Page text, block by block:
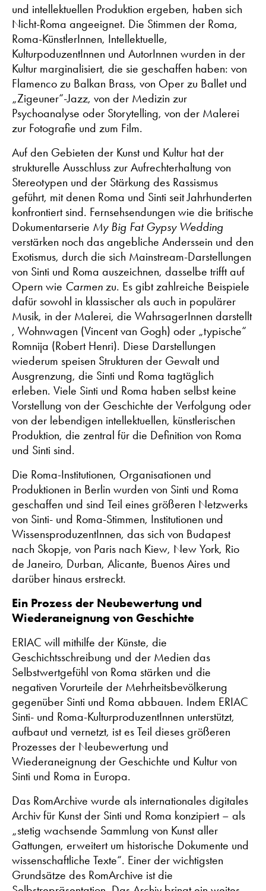
und intellektuellen Produktion ergeben, haben sich
Nicht-Roma angeeignet. Die Stimmen der Roma,
Roma-KünstlerInnen, Intellektuelle,
KulturpoduzentInnen und AutorInnen wurden in der
Kultur marginalisiert, die sie geschaffen haben: von
Flamenco zu Balkan Brass, von Oper zu Ballet und
„Zigeuner“-Jazz, von der Medizin zur
Psychoanalyse oder Storytelling, von der Malerei
zur Fotografie und zum Film.
Auf den Gebieten der Kunst und Kultur hat der
strukturelle Ausschluss zur Aufrechterhaltung von
Stereotypen und der Stärkung des Rassismus
geführt, mit denen Roma und Sinti seit Jahrhunderten
konfrontiert sind. Fernsehsendungen wie die britische
Dokumentarserie My Big Fat Gypsy Wedding
verstärken noch das angebliche Anderssein und den
Exotismus, durch die sich Mainstream-Darstellungen
von Sinti und Roma auszeichnen, dasselbe trifft auf
Opern wie Carmenzu. Es gibt zahlreiche Beispiele
dafür sowohl in klassischer als auch in populärer
Musik, in der Malerei, die WahrsagerInnen darstellt
, Wohnwagen (Vincent van Gogh) oder „typische“
Romnija (Robert Henri). Diese Darstellungen
wiederum speisen Strukturen der Gewalt und
Ausgrenzung, die Sinti und Roma tagtäglich
erleben. Viele Sinti und Roma haben selbst keine
Vorstellung von der Geschichte der Verfolgung oder
von der lebendigen intellektuellen, künstlerischen
Produktion, die zentral für die Definition von Roma
und Sinti sind.
Die Roma-Institutionen, Organisationen und
Produktionen in Berlin wurden von Sinti und Roma
geschaffen und sind Teil eines größeren Netzwerks
von Sinti- und Roma-Stimmen, Institutionen und
WissensproduzentInnen, das sich von Budapest
nach Skopje, von Paris nach Kiew, New York, Rio
de Janeiro, Durban, Alicante, Buenos Aires und
darüber hinaus erstreckt.
Ein Prozess der Neubewertung und
Wiederaneignung von Geschichte
ERIAC will mithilfe der Künste, die
Geschichtsschreibung und der Medien das
Selbstwertgefühl von Roma stärken und die
negativen Vorurteile der Mehrheitsbevölkerung
gegenüber Sinti und Roma abbauen. Indem ERIAC
Sinti- und Roma-KulturproduzentInnen unterstützt,
aufbaut und vernetzt, ist es Teil dieses größeren
Prozesses der Neubewertung und
Wiederaneignung der Geschichte und Kultur von
Sinti und Roma in Europa.
Das RomArchive wurde als internationales digitales
Archiv für Kunst der Sinti und Roma konzipiert – als
„stetig wachsende Sammlung von Kunst aller
Gattungen, erweitert um historische Dokumente und
wissenschaftliche Texte“. Einer der wichtigsten
Grundsätze des RomArchive ist die